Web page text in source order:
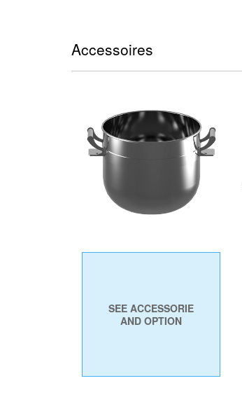
Accessoires
SEE ACCESSORIE
AND OPTION